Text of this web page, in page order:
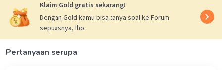
Klaim Gold gratis sekarang!
Dengan Gold kamu bisa tanya soal ke Forum
sepuasnya, lho.
Pertanyaan serupa